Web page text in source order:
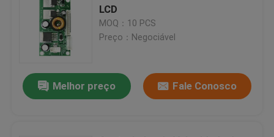
LCD
MOQ：10 PCS
Preço：Negociável
Melhor preço Fale Conosco